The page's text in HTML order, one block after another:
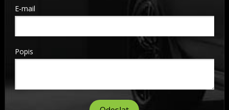
E-mail
Popis